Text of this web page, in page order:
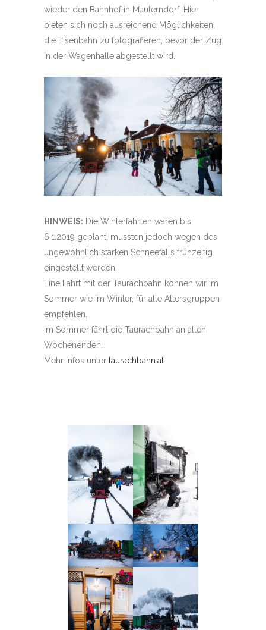
wieder den Bahnhof in Mauterndorf. Hier
bieten sich noch ausreichend Möglichkeiten,
die Eisenbahn zu fotografieren, bevor der Zug
in der Wagenhalle abgestellt wird.
HINWEIS: Die Winterfahrten waren bis
6.1.2019 geplant, mussten jedoch wegen des
ungewöhnlich starken Schneefalls frühzeitig
eingestellt werden.
Eine Fahrt mit der Taurachbahn können wir im
Sommer wie im Winter, für alle Altersgruppen
empfehlen.
Im Sommer fährt die Taurachbahn an allen
Wochenenden.
Mehr infos unter taurachbahn.at